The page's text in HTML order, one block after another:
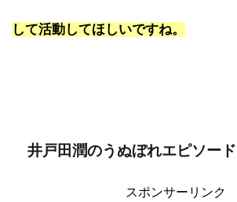
して活動してほしいですね。
井戸田潤のうぬぼれエピソード
スポンサーリンク